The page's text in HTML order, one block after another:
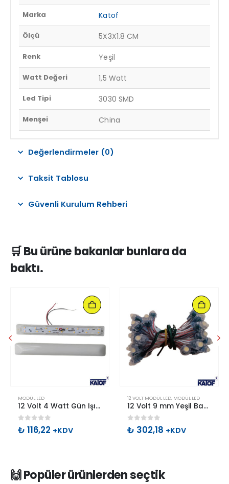
Marka Katof
Ölçü 5X3X1.8 CM
Renk Yeşil
Watt Değeri 1,5 Watt
Led Tipi 3030 SMD
Menşei China
Değerlendirmeler (0)
Taksit Tablosu
Güvenli Kurulum Rehberi
🛒 Bu ürüne bakanlar bunlara da
baktı.
LEDMODÜL LED
12 Volt 4 Watt Gün Işığı IP20 2835smd 15 Ledli Pergola Led
0 out of 5
₺ 116,22 +KDV
12 VOLT MODÜL LED, MODÜL LED
12 Volt 9 mm Yeşil Bağ Dizgi Led (50 Adet – 1 Bağ)
0 out of 5
₺ 302,18 +KDV
🙌 Popüler ürünlerden seçtik